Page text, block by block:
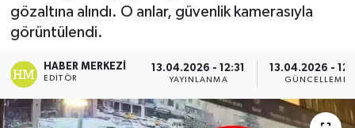
gözaltına alındı. O anlar, güvenlik kamerasıyla
görüntülendi.
HABER MERKEZI
EDITÖR
13.04.2026 - 12:31
YAYINLANMA
13.04.2026 -
GÜNCELLEME
Son Dakika Haberleri
Haber Arşivi